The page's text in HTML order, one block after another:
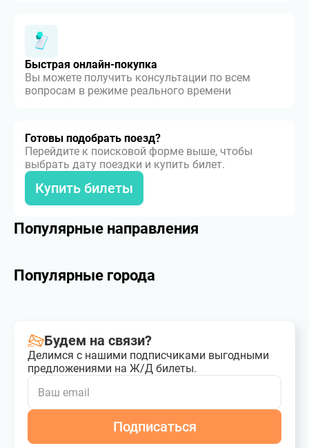
Быстрая онлайн-покупка
Вы можете получить консультации по всем
вопросам в режиме реального времени
Готовы подобрать поезд?
Перейдите к поисковой форме выше, чтобы
выбрать дату поездки и купить билет.
Купить билеты
Популярные направления
Популярные города
Будем на связи?
Делимся с нашими подписчиками выгодными
предложениями на Ж/Д билеты.
Подписаться